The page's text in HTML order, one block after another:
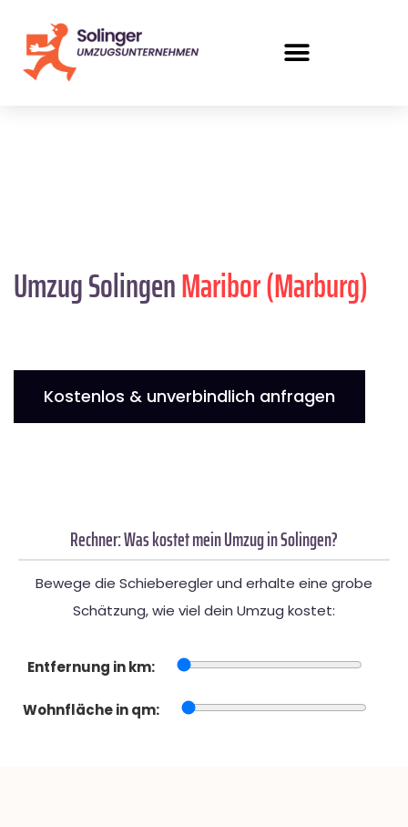
Umzug SolingenMaribor (Marburg)
Kostenlos & unverbindlich anfragen
Rechner: Was kostet mein Umzug in Solingen?
Bewege die Schieberegler und erhalte eine grobe
Schätzung, wie viel dein Umzug kostet:
Entfernung in km:
Wohnfläche in qm: